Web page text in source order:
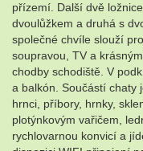
přízemí. Další dvě
dvoulůžkem a druhá s
společné chvíle slouží
soupravou, TV a
chodby schodiště. V
a balkón. Součástí chaty
hrnci, příbory, hrnky,
plotýnkovým vařičem,
rychlovarnou konvicí a